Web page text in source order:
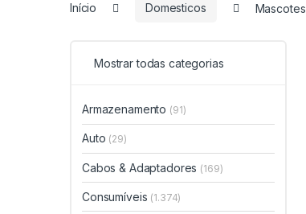
Início Domesticos Mascotes
Mostrar todas categorias
Armazenamento (91)
Auto (29)
Cabos & Adaptadores (169)
Consumíveis (1.374)